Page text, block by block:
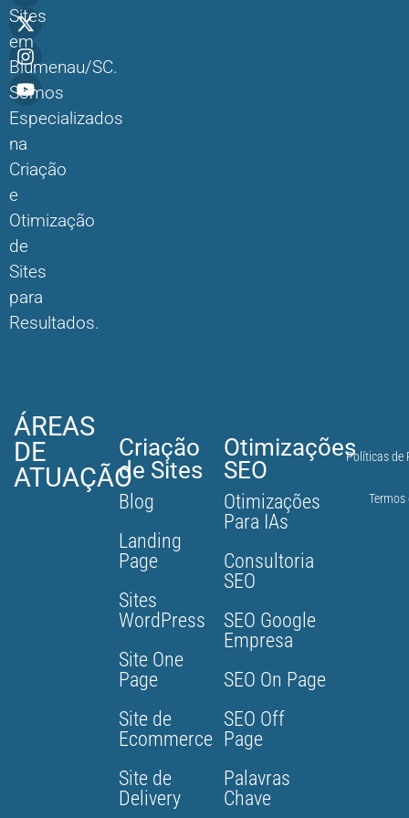
Sites
em
Blumenau/SC.
Somos
Especializados
na
Criação
e
Otimização
de
Sites
para
Resultados.
ÁREAS
DE
ATUAÇÃO
Criação
de Sites
Blog
Landing
Page
Sites
WordPress
Site One
Page
Site de
Ecommerce
Site de
Delivery
Otimizações
SEO
Otimizações
Para IAs
Consultoria
SEO
SEO Google
Empresa
SEO On Page
SEO Off
Page
Palavras
Chave
Políticas de
Termos